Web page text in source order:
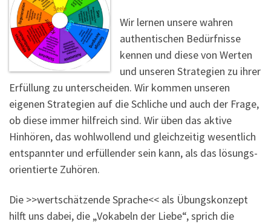
Wir lernen unsere wahren
authentischen Bedürfnisse
kennen und diese von Werten
und unseren Strategien zu ihrer
Erfüllung zu unterscheiden. Wir kommen unseren
eigenen Strategien auf die Schliche und auch der Frage,
ob diese immer hilfreich sind. Wir üben das aktive
Hinhören, das wohlwollend und gleichzeitig wesentlich
entspannter und erfüllender sein kann, als das lösungs-
orientierte Zuhören.
Die >>wertschätzende Sprache<< als Übungskonzept
hilft uns dabei, die „Vokabeln der Liebe“, sprich die